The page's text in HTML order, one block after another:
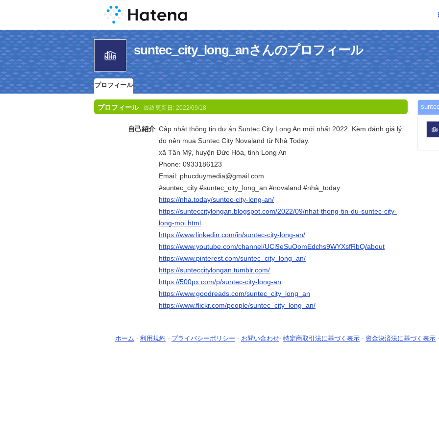
suntec_city_long_anさんのプロフィール
プロフィール
プロフィール 最終更新日: 2022/09/18
自己紹介 Cập nhật thông tin dự án Suntec City Long An mới nhất 2022. Kèm đánh giá lý
do nên mua Suntec City Novaland từ Nhà Today.
xã Tân Mỹ, huyện Đức Hòa, tỉnh Long An
Phone: 0933186123
Email: phucduymedia@gmail.com
#suntec_city #suntec_city_long_an #novaland #nhà_today
https://nha.today/suntec-city-long-an/
https://sunteccitylongan.blogspot.com/2022/09/nhat-thong-tin-du-suntec-city-
long-moi.html
https://www.linkedin.com/in/suntec-city-long-an/
https://www.youtube.com/channel/UCi9eSuOomEdchs9WYXsfRbQ/about
https://www.pinterest.com/suntec_city_long_an/
https://sunteccitylongan.tumblr.com/
https://500px.com/p/suntec-city-long-an
https://www.goodreads.com/suntec_city_long_an
https://www.flickr.com/people/suntec_city_long_an/
ホーム - 利用規約 - プライバシーポリシー - お問い合わせ- 特定商取引法に基づく表示 - 資金決済法に基づく表示 -